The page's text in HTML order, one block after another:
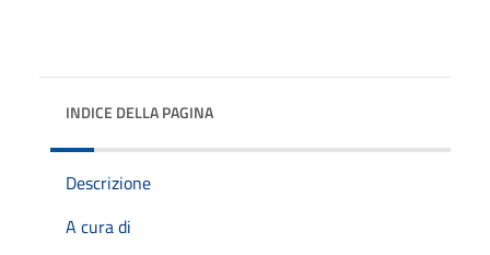
INDICE DELLA PAGINA
Descrizione
A cura di